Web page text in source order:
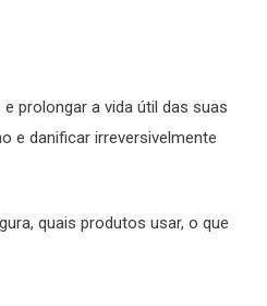
prolongar a vida útil das suas
e danificar irreversivelmente
quais produtos usar, o que